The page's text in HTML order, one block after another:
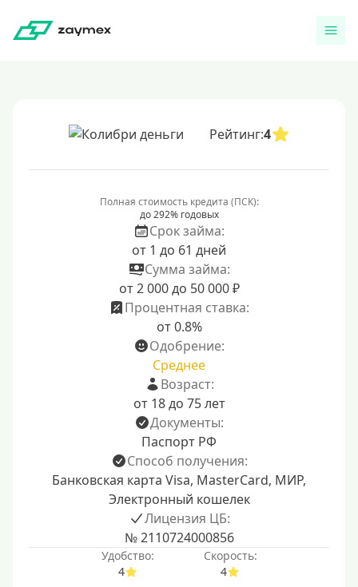
Рейтинг:4
Полная стоимость кредита (ПСК):
до 292% годовых
Срок займа:
от 1 до 61 дней
Сумма займа:
от 2 000 до 50 000 ₽
Процентная ставка:
от 0.8%
Одобрение:
Среднее
Возраст:
от 18 до 75 лет
Документы:
Паспорт РФ
Способ получения:
Банковская карта Visa, MasterCard, МИР,
Электронный кошелек
Лицензия ЦБ:
№ 2110724000856
Удобство:
4
Скорость:
4